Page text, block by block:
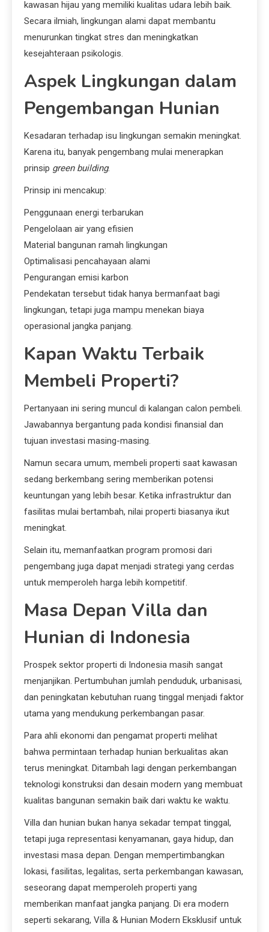
kawasan hijau yang memiliki kualitas udara lebih baik.
Secara ilmiah, lingkungan alami dapat membantu
menurunkan tingkat stres dan meningkatkan
kesejahteraan psikologis.
Aspek Lingkungan dalam
Pengembangan Hunian
Kesadaran terhadap isu lingkungan semakin meningkat.
Karena itu, banyak pengembang mulai menerapkan
prinsip green building.
Prinsip ini mencakup:
Penggunaan energi terbarukan
Pengelolaan air yang efisien
Material bangunan ramah lingkungan
Optimalisasi pencahayaan alami
Pengurangan emisi karbon
Pendekatan tersebut tidak hanya bermanfaat bagi
lingkungan, tetapi juga mampu menekan biaya
operasional jangka panjang.
Kapan Waktu Terbaik
Membeli Properti?
Pertanyaan ini sering muncul di kalangan calon pembeli.
Jawabannya bergantung pada kondisi finansial dan
tujuan investasi masing-masing.
Namun secara umum, membeli properti saat kawasan
sedang berkembang sering memberikan potensi
keuntungan yang lebih besar. Ketika infrastruktur dan
fasilitas mulai bertambah, nilai properti biasanya ikut
meningkat.
Selain itu, memanfaatkan program promosi dari
pengembang juga dapat menjadi strategi yang cerdas
untuk memperoleh harga lebih kompetitif.
Masa Depan Villa dan
Hunian di Indonesia
Prospek sektor properti di Indonesia masih sangat
menjanjikan. Pertumbuhan jumlah penduduk, urbanisasi,
dan peningkatan kebutuhan ruang tinggal menjadi faktor
utama yang mendukung perkembangan pasar.
Para ahli ekonomi dan pengamat properti melihat
bahwa permintaan terhadap hunian berkualitas akan
terus meningkat. Ditambah lagi dengan perkembangan
teknologi konstruksi dan desain modern yang membuat
kualitas bangunan semakin baik dari waktu ke waktu.
Villa dan hunian bukan hanya sekadar tempat tinggal,
tetapi juga representasi kenyamanan, gaya hidup, dan
investasi masa depan. Dengan mempertimbangkan
lokasi, fasilitas, legalitas, serta perkembangan kawasan,
seseorang dapat memperoleh properti yang
memberikan manfaat jangka panjang. Di era modern
seperti sekarang, Villa & Hunian Modern Eksklusif untuk